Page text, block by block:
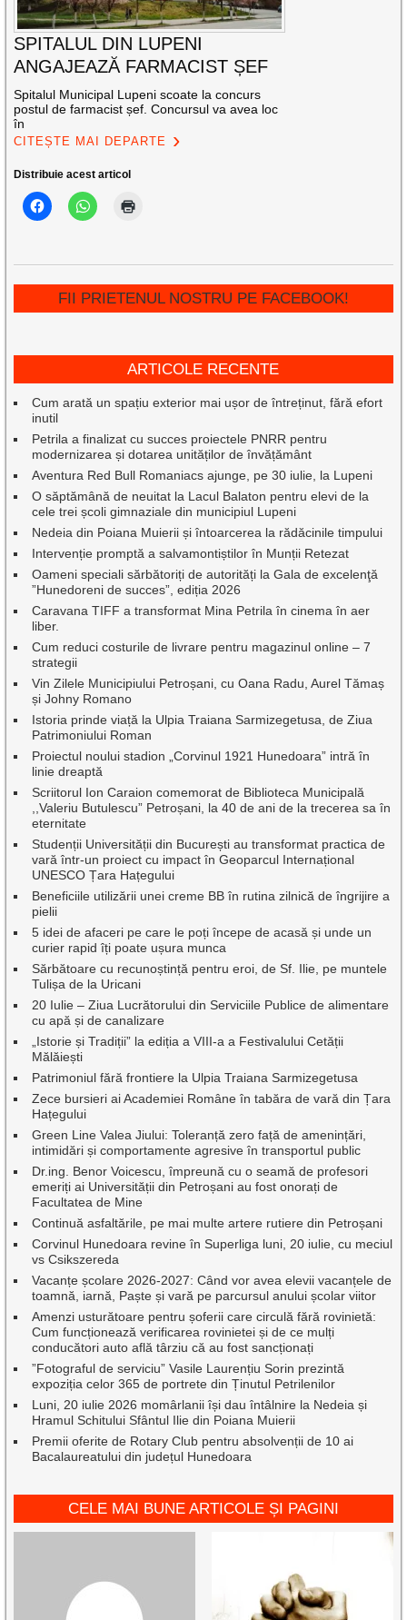
SPITALUL DIN LUPENI
ANGAJEAZĂ FARMACIST ȘEF
Spitalul Municipal Lupeni scoate la concurs
postul de farmacist șef. Concursul va avea loc
în
CITEȘTE MAI DEPARTE
Distribuie acest articol
FII PRIETENUL NOSTRU PE FACEBOOK!
ARTICOLE RECENTE
Cum arată un spațiu exterior mai ușor de întreținut, fără efort
inutil
Petrila a finalizat cu succes proiectele PNRR pentru
modernizarea și dotarea unităților de învățământ
Aventura Red Bull Romaniacs ajunge, pe 30 iulie, la Lupeni
O săptămână de neuitat la Lacul Balaton pentru elevi de la
cele trei școli gimnaziale din municipiul Lupeni
Nedeia din Poiana Muierii și întoarcerea la rădăcinile timpului
Intervenție promptă a salvamontiștilor în Munții Retezat
Oameni speciali sărbătoriți de autorități la Gala de excelenţă
”Hunedoreni de succes”, ediția 2026
Caravana TIFF a transformat Mina Petrila în cinema în aer
liber.
Cum reduci costurile de livrare pentru magazinul online – 7
strategii
Vin Zilele Municipiului Petroșani, cu Oana Radu, Aurel Tămaș
și Johny Romano
Istoria prinde viață la Ulpia Traiana Sarmizegetusa, de Ziua
Patrimoniului Roman
Proiectul noului stadion „Corvinul 1921 Hunedoara” intră în
linie dreaptă
Scriitorul Ion Caraion comemorat de Biblioteca Municipală
,,Valeriu Butulescu” Petroșani, la 40 de ani de la trecerea sa în
eternitate
Studenții Universității din București au transformat practica de
vară într-un proiect cu impact în Geoparcul Internațional
UNESCO Țara Hațegului
Beneficiile utilizării unei creme BB în rutina zilnică de îngrijire a
pielii
5 idei de afaceri pe care le poți începe de acasă și unde un
curier rapid îți poate ușura munca
Sărbătoare cu recunoștință pentru eroi, de Sf. Ilie, pe muntele
Tulișa de la Uricani
20 Iulie – Ziua Lucrătorului din Serviciile Publice de alimentare
cu apă și de canalizare
„Istorie și Tradiții” la ediția a VIII-a a Festivalului Cetății
Mălăiești
Patrimoniul fără frontiere la Ulpia Traiana Sarmizegetusa
Zece bursieri ai Academiei Române în tabăra de vară din Țara
Hațegului
Green Line Valea Jiului: Toleranță zero față de amenințări,
intimidări și comportamente agresive în transportul public
Dr.ing. Benor Voicescu, împreună cu o seamă de profesori
emeriți ai Universității din Petroșani au fost onorați de
Facultatea de Mine
Continuă asfaltările, pe mai multe artere rutiere din Petroșani
Corvinul Hunedoara revine în Superliga luni, 20 iulie, cu meciul
vs Csikszereda
Vacanțe școlare 2026-2027: Când vor avea elevii vacanțele de
toamnă, iarnă, Paște și vară pe parcursul anului școlar viitor
Amenzi usturătoare pentru șoferii care circulă fără rovinietă:
Cum funcționează verificarea rovinietei și de ce mulți
conducători auto află târziu că au fost sancționați
”Fotograful de serviciu” Vasile Laurențiu Sorin prezintă
expoziția celor 365 de portrete din Ținutul Petrilenilor
Luni, 20 iulie 2026 momârlanii își dau întâlnire la Nedeia și
Hramul Schitului Sfântul Ilie din Poiana Muierii
Premii oferite de Rotary Club pentru absolvenții de 10 ai
Bacalaureatului din județul Hunedoara
CELE MAI BUNE ARTICOLE ȘI PAGINI